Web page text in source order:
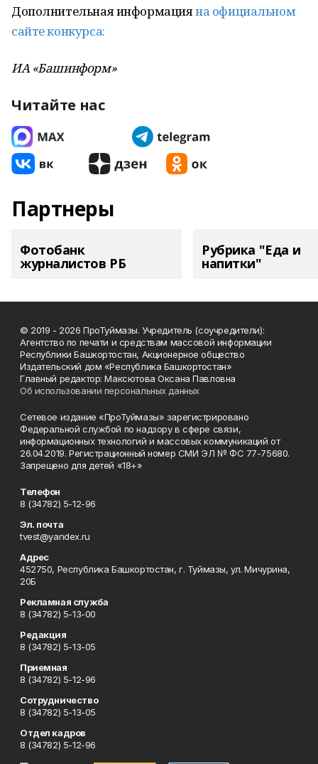
Дополнительная информацияна официальном
сайте конкурса:
ИА «Башинформ»
Читайте нас
Партнеры
Фотобанк
журналистов РБ
Рубрика "Еда и
напитки"
© 2019 - 2026 ПроТуймазы. Учредитель (соучредители):
Агентство по печати и средствам массовой информации
Республики Башкортостан, Акционерное общество
Издательский дом «Республика Башкортостан»
Главный редактор: Максютова Оксана Павловна
Об использовании персональных данных
Сетевое издание «ПроТуймазы» зарегистрировано
Федеральной службой по надзору в сфере связи,
информационных технологий и массовых коммуникаций от
26.04.2019. Регистрационный номер СМИ ЭЛ № ФС 77-75680.
Запрещено для детей «18+»
Телефон
8 (34782) 5-12-96
Эл. почта
tvest@yandex.ru
Адрес
452750, Республика Башкортостан, г. Туймазы, ул. Мичурина,
20Б
Рекламная служба
8 (34782) 5-13-00
Редакция
8 (34782) 5-13-05
Приемная
8 (34782) 5-12-96
Сотрудничество
8 (34782) 5-13-05
Отдел кадров
8 (34782) 5-12-96